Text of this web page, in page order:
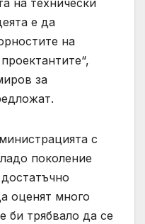
на технически
е да
на
за
с
поколение
оценят много
би трябвало да се